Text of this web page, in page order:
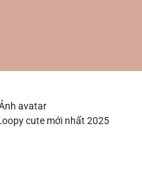
avatar
cute mới nhất 2025